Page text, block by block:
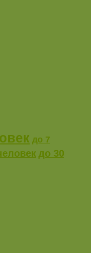
до 7
до 30